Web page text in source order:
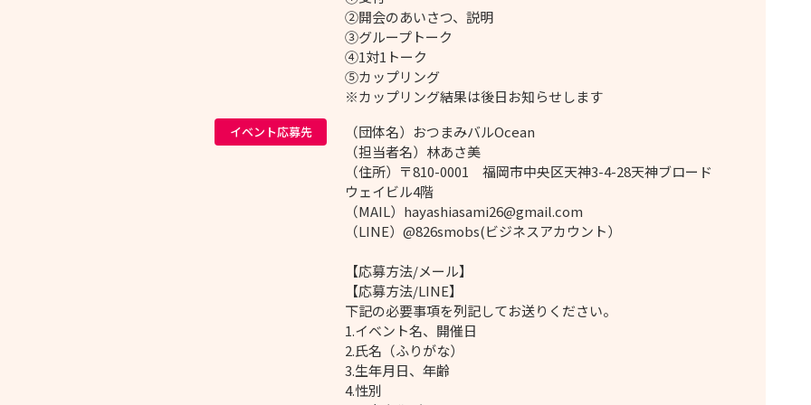
②開会のあいさつ、説明
③グループトーク
④1対1トーク
⑤カップリング
※カップリング結果は後日お知らせします
イベント応募先
（団体名）おつまみバルOcean
（担当者名）林あさ美
（住所）〒810-0001 福岡市中央区天神3-4-28天神ブロード
ウェイビル4階
（MAIL）hayashiasami26@gmail.com
（LINE）@826smobs(ビジネスアカウント）
【応募方法/メール】
【応募方法/LINE】
下記の必要事項を列記してお送りください。
1.イベント名、開催日
2.氏名（ふりがな）
3.生年月日、年齢
4.性別